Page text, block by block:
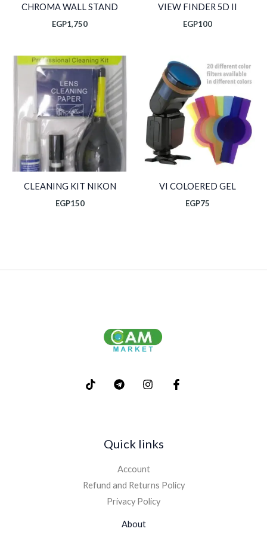
VIEW FINDER 5D II
EGP100
CHROMA WALL STAND
EGP1,750
VI COLOERED GEL
EGP75
CLEANING KIT NIKON
EGP150
Quick links
Account
Refund and Returns Policy
Privacy Policy
About